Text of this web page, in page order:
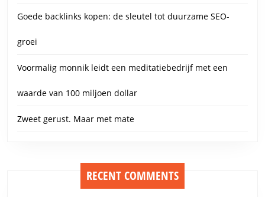
Goede backlinks kopen: de sleutel tot duurzame SEO-
groei
Voormalig monnik leidt een meditatiebedrijf met een
waarde van 100 miljoen dollar
Zweet gerust. Maar met mate
RECENT COMMENTS